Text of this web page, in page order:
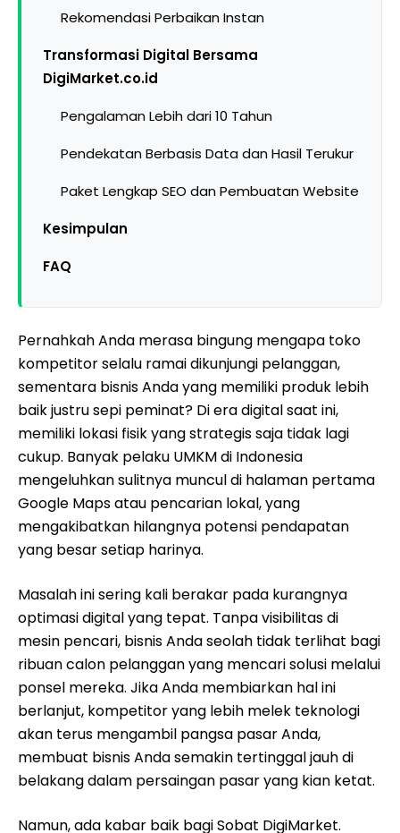
Rekomendasi Perbaikan Instan
Transformasi Digital Bersama
DigiMarket.co.id
Pengalaman Lebih dari 10 Tahun
Pendekatan Berbasis Data dan Hasil Terukur
Paket Lengkap SEO dan Pembuatan Website
Kesimpulan
FAQ
Pernahkah Anda merasa bingung mengapa toko
kompetitor selalu ramai dikunjungi pelanggan,
sementara bisnis Anda yang memiliki produk lebih
baik justru sepi peminat? Di era digital saat ini,
memiliki lokasi fisik yang strategis saja tidak lagi
cukup. Banyak pelaku UMKM di Indonesia
mengeluhkan sulitnya muncul di halaman pertama
Google Maps atau pencarian lokal, yang
mengakibatkan hilangnya potensi pendapatan
yang besar setiap harinya.
Masalah ini sering kali berakar pada kurangnya
optimasi digital yang tepat. Tanpa visibilitas di
mesin pencari, bisnis Anda seolah tidak terlihat bagi
ribuan calon pelanggan yang mencari solusi melalui
ponsel mereka. Jika Anda membiarkan hal ini
berlanjut, kompetitor yang lebih melek teknologi
akan terus mengambil pangsa pasar Anda,
membuat bisnis Anda semakin tertinggal jauh di
belakang dalam persaingan pasar yang kian ketat.
Namun, ada kabar baik bagi Sobat DigiMarket.